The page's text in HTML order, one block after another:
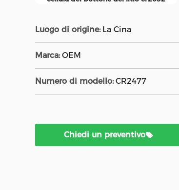
Luogo di origine: La Cina
Marca: OEM
Numero di modello: CR2477
Chiedi un preventivo